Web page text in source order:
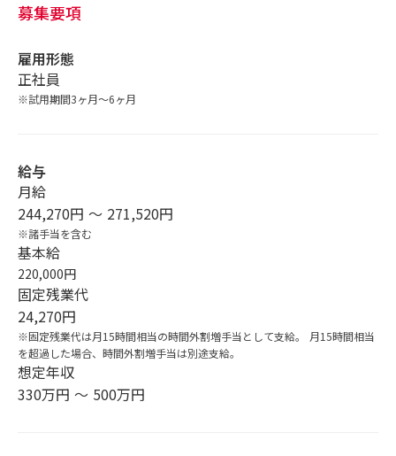
募集要項
雇用形態
正社員
※試用期間3ヶ月～6ヶ月
給与
月給
244,270円 〜 271,520円
※諸手当を含む
基本給
220,000円
固定残業代
24,270円
※固定残業代は月15時間相当の時間外割増手当として支給。 月15時間相当
を超過した場合、時間外割増手当は別途支給。
想定年収
330万円 〜 500万円